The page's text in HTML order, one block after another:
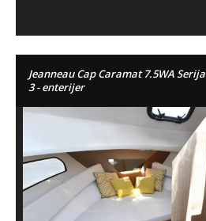
Jeanneau Cap Caramat 7.5WA Serija
3 - enterijer